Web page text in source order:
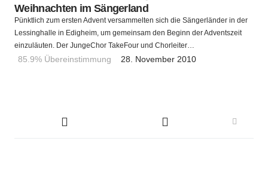
Weihnachten im Sängerland
Pünktlich zum ersten Advent versammelten sich die Sängerländer in der
Lessinghalle in Edigheim, um gemeinsam den Beginn der Adventszeit
einzuläuten. Der JungeChor TakeFour und Chorleiter…
85.9% Übereinstimmung 28. November 2010